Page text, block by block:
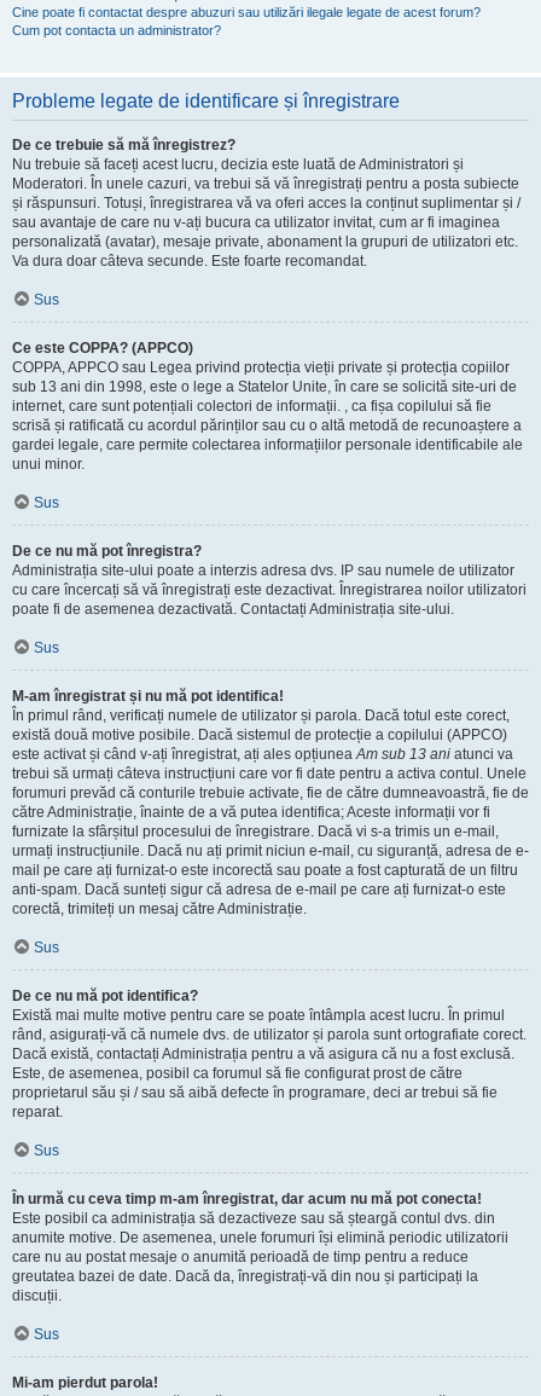
Cine poate fi contactat despre abuzuri sau utilizări ilegale legate de acest forum?
Cum pot contacta un administrator?
Probleme legate de identificare și înregistrare
De ce trebuie să mă înregistrez?
Nu trebuie să faceți acest lucru, decizia este luată de Administratori și
Moderatori. În unele cazuri, va trebui să vă înregistrați pentru a posta subiecte
și răspunsuri. Totuși, înregistrarea vă va oferi acces la conținut suplimentar și /
sau avantaje de care nu v-ați bucura ca utilizator invitat, cum ar fi imaginea
personalizată (avatar), mesaje private, abonament la grupuri de utilizatori etc.
Va dura doar câteva secunde. Este foarte recomandat.
Sus
Ce este COPPA? (APPCO)
COPPA, APPCO sau Legea privind protecția vieții private și protecția copiilor
sub 13 ani din 1998, este o lege a Statelor Unite, în care se solicită site-uri de
internet, care sunt potențiali colectori de informații. , ca fișa copilului să fie
scrisă și ratificată cu acordul părinților sau cu o altă metodă de recunoaștere a
gardei legale, care permite colectarea informațiilor personale identificabile ale
unui minor.
Sus
De ce nu mă pot înregistra?
Administrația site-ului poate a interzis adresa dvs. IP sau numele de utilizator
cu care încercați să vă înregistrați este dezactivat. Înregistrarea noilor utilizatori
poate fi de asemenea dezactivată. Contactați Administrația site-ului.
Sus
M-am înregistrat și nu mă pot identifica!
În primul rând, verificați numele de utilizator și parola. Dacă totul este corect,
există două motive posibile. Dacă sistemul de protecție a copilului (APPCO)
este activat și când v-ați înregistrat, ați ales opțiuneaAm sub 13 ani atunci va
trebui să urmați câteva instrucțiuni care vor fi date pentru a activa contul. Unele
forumuri prevăd că conturile trebuie activate, fie de către dumneavoastră, fie de
către Administrație, înainte de a vă putea identifica; Aceste informații vor fi
furnizate la sfârșitul procesului de înregistrare. Dacă vi s-a trimis un e-mail,
urmați instrucțiunile. Dacă nu ați primit niciun e-mail, cu siguranță, adresa de e-
mail pe care ați furnizat-o este incorectă sau poate a fost capturată de un filtru
anti-spam. Dacă sunteți sigur că adresa de e-mail pe care ați furnizat-o este
corectă, trimiteți un mesaj către Administrație.
Sus
De ce nu mă pot identifica?
Există mai multe motive pentru care se poate întâmpla acest lucru. În primul
rând, asigurați-vă că numele dvs. de utilizator și parola sunt ortografiate corect.
Dacă există, contactați Administrația pentru a vă asigura că nu a fost exclusă.
Este, de asemenea, posibil ca forumul să fie configurat prost de către
proprietarul său și / sau să aibă defecte în programare, deci ar trebui să fie
reparat.
Sus
În urmă cu ceva timp m-am înregistrat, dar acum nu mă pot conecta!
Este posibil ca administrația să dezactiveze sau să șteargă contul dvs. din
anumite motive. De asemenea, unele forumuri își elimină periodic utilizatorii
care nu au postat mesaje o anumită perioadă de timp pentru a reduce
greutatea bazei de date. Dacă da, înregistrați-vă din nou și participați la
discuții.
Sus
Mi-am pierdut parola!